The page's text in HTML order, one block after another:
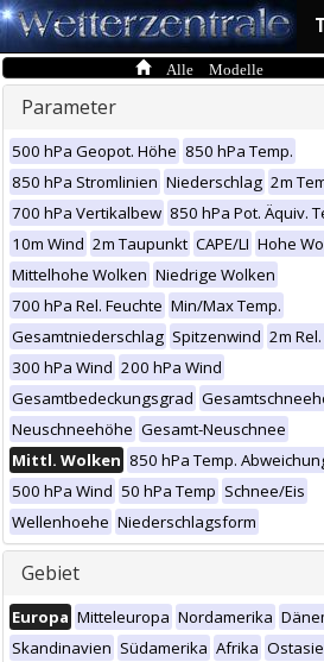
Alle Modelle
Parameter
500 hPa Geopot. Höhe 850 hPa Temp.
850 hPa Stromlinien Niederschlag 2m
700 hPa Vertikalbew 850 hPa Pot. Äquiv.
10m Wind 2m Taupunkt CAPE/LI Hohe
Mittelhohe Wolken Niedrige Wolken
700 hPa Rel. Feuchte Min/Max Temp.
Gesamtniederschlag Spitzenwind 2m
300 hPa Wind 200 hPa Wind
Gesamtbedeckungsgrad
Neuschneehöhe Gesamt-Neuschnee
Mittl. Wolken 850 hPa Temp.
500 hPa Wind 50 hPa Temp Schnee/Eis
Wellenhoehe Niederschlagsform
Gebiet
Europa Mitteleuropa Nordamerika
Skandinavien Südamerika Afrika